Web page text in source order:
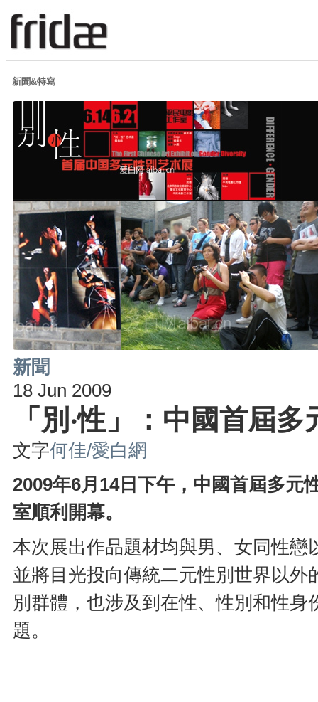
新聞&特寫
新聞
18 Jun 2009
「別‧性」：中國首屆
文字何佳/愛白網
2009年6月14日下午，中國首屆多元
室順利開幕。
本次展出作品題材均與男、女同性
並將目光投向傳統二元性別世界以
別群體，也涉及到在性、性別和性
題。